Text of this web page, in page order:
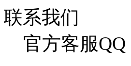
联系我们
官方客服QQ